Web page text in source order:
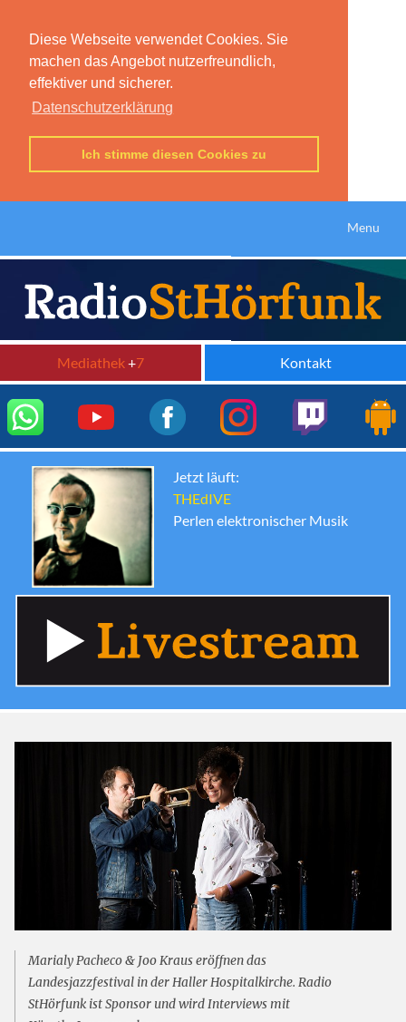
Diese Webseite verwendet Cookies. Sie
machen das Angebot nutzerfreundlich,
effektiver und sicherer.
Datenschutzerklärung
Ich stimme diesen Cookies zu
Menu
Mediathek+7 Kontakt
Jetzt läuft:
THEdIVE
Perlen elektronischer Musik
Marialy Pacheco & Joo Kraus eröffnen das
Landesjazzfestival in der Haller Hospitalkirche. Radio
StHörfunk ist Sponsor und wird Interviews mit